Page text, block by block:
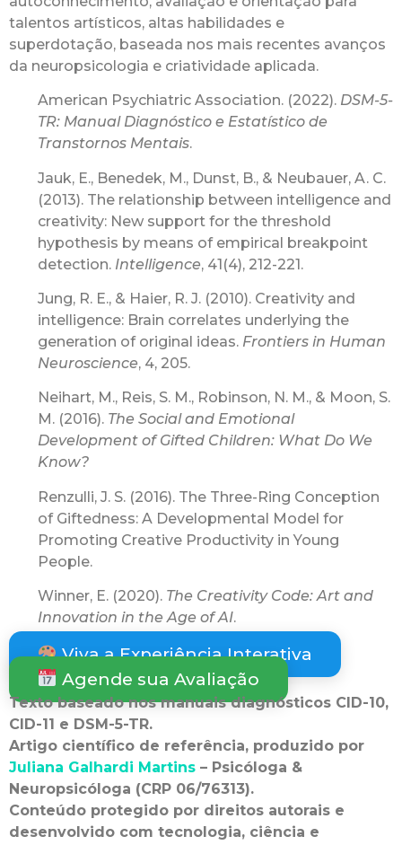
talentos artísticos, altas habilidades e
superdotação, baseada nos mais recentes avanços
da neuropsicologia e criatividade aplicada.
American Psychiatric Association. (2022). DSM-5-
TR: Manual Diagnóstico e Estatístico de
Transtornos Mentais.
Jauk, E., Benedek, M., Dunst, B., & Neubauer, A. C.
(2013). The relationship between intelligence and
creativity: New support for the threshold
hypothesis by means of empirical breakpoint
detection. Intelligence, 41(4), 212-221.
Jung, R. E., & Haier, R. J. (2010). Creativity and
intelligence: Brain correlates underlying the
generation of original ideas. Frontiers in Human
Neuroscience, 4, 205.
Neihart, M., Reis, S. M., Robinson, N. M., & Moon, S.
M. (2016). The Social and Emotional
Development of Gifted Children: What Do We
Know?
Renzulli, J. S. (2016). The Three-Ring Conception
of Giftedness: A Developmental Model for
Promoting Creative Productivity in Young
People.
Winner, E. (2020). The Creativity Code: Art and
Innovation in the Age of AI.
Viva a Experiência Interativa
Agende sua Avaliação
Texto baseado nos manuais diagnósticos CID-10,
CID-11 e DSM-5-TR.
Artigo científico de referência, produzido por
Juliana Galhardi Martins – Psicóloga &
Neuropsicóloga (CRP 06/76313).
Conteúdo protegido por direitos autorais e
desenvolvido com tecnologia, ciência e